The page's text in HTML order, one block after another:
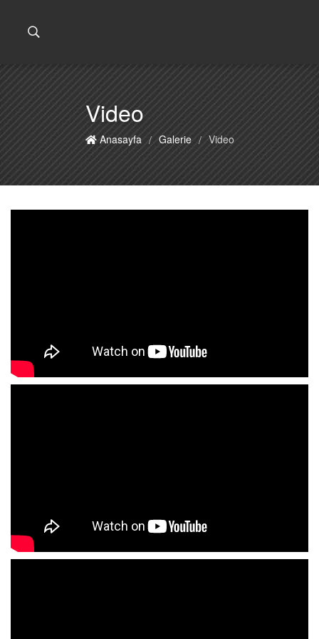
Video
Anasayfa / Galerie / Video